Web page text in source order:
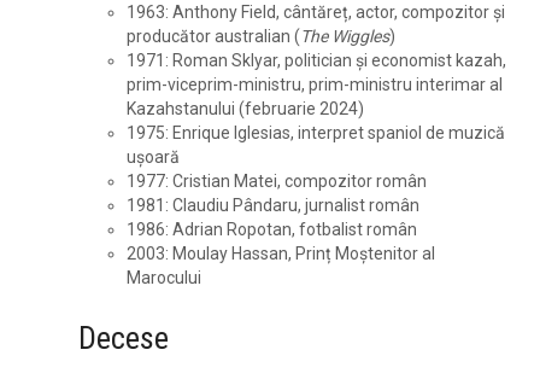
1963: Anthony Field, cântăreț, actor, compozitor și
producător australian (The Wiggles)
1971: Roman Sklyar, politician și economist kazah,
prim-viceprim-ministru, prim-ministru interimar al
Kazahstanului (februarie 2024)
1975: Enrique Iglesias, interpret spaniol de muzică
ușoară
1977: Cristian Matei, compozitor român
1981: Claudiu Pândaru, jurnalist român
1986: Adrian Ropotan, fotbalist român
2003: Moulay Hassan, Prinț Moștenitor al
Marocului
Decese